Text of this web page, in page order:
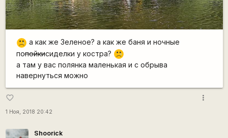
:'( а как же Зеленое? а как же баня и ночные
попойкисиделки у костра? :'(
а там у вас полянка маленькая и с обрыва
навернуться можно
favorite_border
1 Ноя, 2018 20:42
more_vert
Shoorick